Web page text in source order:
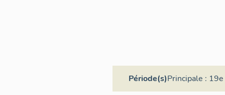
Période(s)Principale :